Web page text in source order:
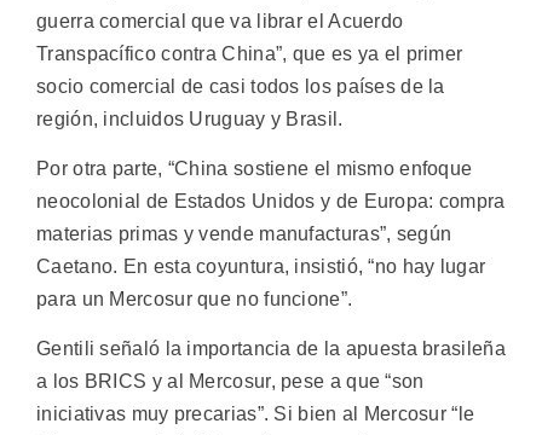
guerra comercial que va librar el Acuerdo
Transpacífico contra China”, que es ya el primer
socio comercial de casi todos los países de la
región, incluidos Uruguay y Brasil.
Por otra parte, “China sostiene el mismo enfoque
neocolonial de Estados Unidos y de Europa: compra
materias primas y vende manufacturas”, según
Caetano. En esta coyuntura, insistió, “no hay lugar
para un Mercosur que no funcione”.
Gentili señaló la importancia de la apuesta brasileña
a los BRICS y al Mercosur, pese a que “son
iniciativas muy precarias”. Si bien al Mercosur “le